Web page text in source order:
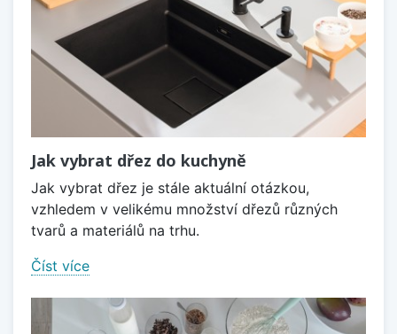
Jak vybrat dřez do kuchyně
Jak vybrat dřez je stále aktuální otázkou,
vzhledem v velikému množství dřezů různých
tvarů a materiálů na trhu.
Číst více